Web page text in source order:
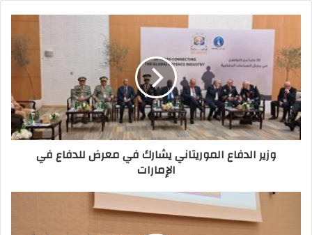
وزير الدفاع الموريتاني يشارك في معرض للدفاع في
الإمارات